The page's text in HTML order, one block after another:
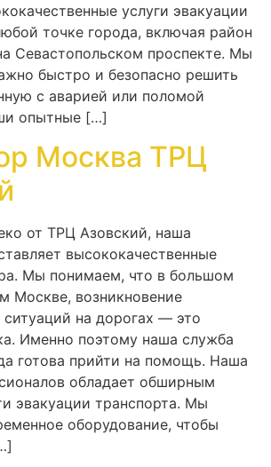
услуги эвакуации
точке города, включая район
Севастопольском проспекте. Мы
быстро и безопасно решить
с аварией или поломой
опытные […]
Москва ТРЦ
от ТРЦ Азовский, наша
высококачественные
Мы понимаем, что в большом
Москве, возникновение
на дорогах — это
Именно поэтому наша служба
готова прийти на помощь. Наша
обладает обширным
эвакуации транспорта. Мы
оборудование, чтобы